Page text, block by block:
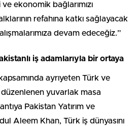
ekonomik bağlarımızı
refahına katkı sağlayacak
devam edeceğiz.”
iş adamlarıyla bir ortaya
ayrıyeten Türk ve
düzenlenen yuvarlak masa
Pakistan Yatırım ve
Aleem Khan, Türk iş dünyasını